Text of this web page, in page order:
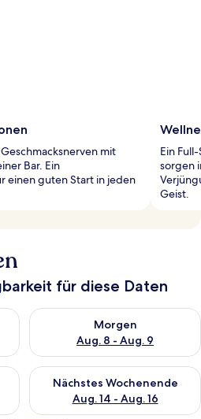
mit
Bar. Ein
einen guten Start in jeden
Ein
sorgen
Geist.
für diese Daten
für heute Nacht, Aug. 7 - Aug. 8.
Morgen
Aug. 8 - Aug. 9
Überprüfe die Verfügbarkeit
für dieses Wochenende, Aug. 7
Nächstes Wochenende
Aug. 14 - Aug. 16
Überprüfe die Verfügbarkeit